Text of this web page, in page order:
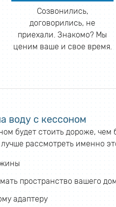
Созвонились,
договорились, не
приехали. Знакомо? Мы
ценим ваше и свое время.
воду с кессоном
будет стоить дороже,
рассмотреть именно
пространство вашего
адаптеру